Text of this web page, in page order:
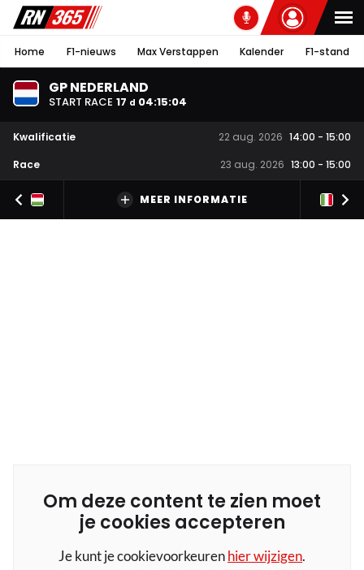
Home F1-nieuws Max Verstappen Kalender F1-stand
GP NEDERLAND
START RACE 17 d 04:15:03
Kwalificatie 22 aug. 2026 14:00 - 15:00
Race
23 aug. 2026 13:00 - 15:00
MEER INFORMATIE
Om deze content te zien moet
je cookies accepteren
Je kunt je cookievoorkeurenhier wijzigen.